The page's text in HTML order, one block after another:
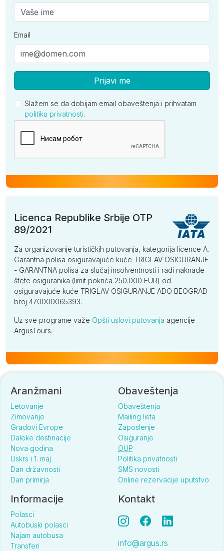
Email
Prijavi me
Slažem se da dobijam email obaveštenja i prihvatam
politiku privatnosti.
Licenca Republike Srbije OTP
89/2021
Za organizovanje turističkih putovanja, kategorija licence A.
Garantna polisa osiguravajuće kuće TRIGLAV OSIGURANJE
- GARANTNA polisa za slučaj insolventnosti i radi naknade
štete osiguranika (limit pokrića 250.000 EUR) od
osiguravajuće kuće TRIGLAV OSIGURANJE ADO BEOGRAD
broj 470000065393.
Uz sve programe važe Opšti uslovi putovanja agencije
ArgusTours.
Aranžmani
Letovanje
Zimovanje
Gradovi Evrope
Daleke destinacije
Nova godina
Uskrs i 1. maj
Dan državnosti
Dan primirja
Obaveštenja
Obaveštenja
Mailing lista
Zaposlenje
Osiguranje
OUP
Politika privatnosti
SMS novosti
Online rezervacije uputstvo
Informacije
Polasci
Autobuski polasci
Najam autobusa
Transferi
Kontakt
info@argus.rs